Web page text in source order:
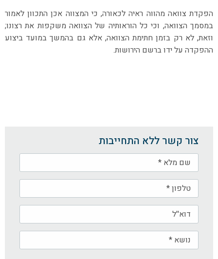
הפקדת צוואה מהווה ראיה לכאורה, כי המצווה אכן התכוון לאמור
במסמך הצוואה, וכי כל הוראותיה של הצוואה משקפות את רצונו;
וזאת, לא רק בזמן חתימת הצוואה, אלא גם בהמשך במועד ביצוע
ההפקדה על ידו ברשם הירושות.
צור קשר ללא התחייבות